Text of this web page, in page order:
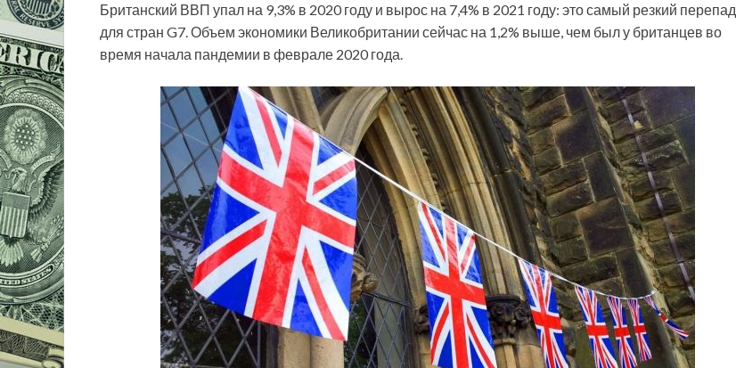
Британский ВВП упал на 9,3% в 2020 году и вырос на 7,4% в 2021 году: это самый резкий перепад
для стран G7. Объем экономики Великобритании сейчас на 1,2% выше, чем был у британцев во
время начала пандемии в феврале 2020 года.